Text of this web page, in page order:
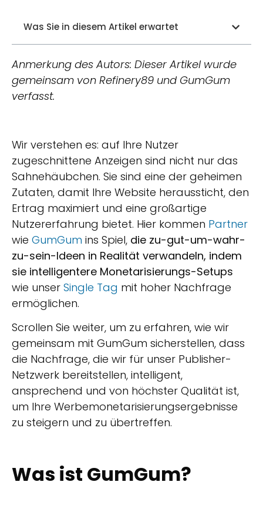
Was Sie in diesem Artikel erwartet
Anmerkung des Autors: Dieser Artikel wurde
gemeinsam von Refinery89 und GumGum
verfasst.
Wir verstehen es: auf Ihre Nutzer
zugeschnittene Anzeigen sind nicht nur das
Sahnehäubchen. Sie sind eine der geheimen
Zutaten, damit Ihre Website heraussticht, den
Ertrag maximiert und eine großartige
Nutzererfahrung bietet. Hier kommen Partner
wie GumGum ins Spiel, die zu-gut-um-wahr-
zu-sein-Ideen in Realität verwandeln, indem
sie intelligentere Monetarisierungs-Setups
wie unser Single Tag mit hoher Nachfrage
ermöglichen.
Scrollen Sie weiter, um zu erfahren, wie wir
gemeinsam mit GumGum sicherstellen, dass
die Nachfrage, die wir für unser Publisher-
Netzwerk bereitstellen, intelligent,
ansprechend und von höchster Qualität ist,
um Ihre Werbemonetarisierungsergebnisse
zu steigern und zu übertreffen.
Was ist GumGum?